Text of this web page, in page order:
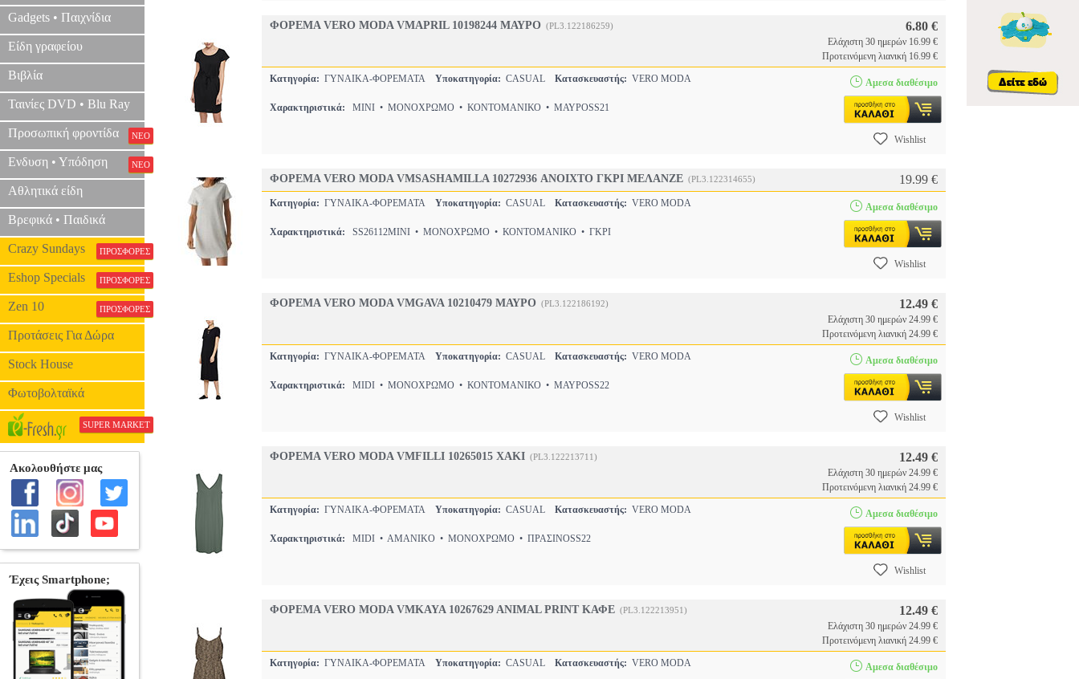
Gadgets • Παιχνίδια
Είδη γραφείου
Βιβλία
Ταινίες DVD • Blu Ray
Προσωπική φροντίδα ΝΕΟ
Ενδυση • Υπόδηση ΝΕΟ
Αθλητικά είδη
Βρεφικά • Παιδικά
Crazy Sundays ΠΡΟΣΦΟΡΕΣ
Eshop Specials ΠΡΟΣΦΟΡΕΣ
Zen 10 ΠΡΟΣΦΟΡΕΣ
Προτάσεις Για Δώρα
Stock House
Φωτοβολταϊκά
SUPER MARKET
ΦΟΡΕΜΑ VERO MODA VMAPRIL 10198244 ΜΑΥΡΟ (PL3.122186259) 6.80 €
Ελάχιστη 30 ημερών 16.99 €
Προτεινόμενη λιανική 16.99 €
Κατηγορία: ΓΥΝΑΙΚΑ-ΦΟΡΕΜΑΤΑ Υποκατηγορία: CASUAL Κατασκευαστής: VERO MODA
Χαρακτηριστικά: MINI • ΜΟΝΟΧΡΩΜΟ • ΚΟΝΤΟΜΑΝΙΚΟ • ΜΑΥΡΟSS21
Αμεσα διαθέσιμο
Wishlist
ΦΟΡΕΜΑ VERO MODA VMSASHAMILLA 10272936 ΑΝΟΙΧΤΟ ΓΚΡΙ ΜΕΛΑΝΖΕ (PL3.122314655) 19.99 €
Κατηγορία: ΓΥΝΑΙΚΑ-ΦΟΡΕΜΑΤΑ Υποκατηγορία: CASUAL Κατασκευαστής: VERO MODA
Χαρακτηριστικά: SS26112MINI • ΜΟΝΟΧΡΩΜΟ • ΚΟΝΤΟΜΑΝΙΚΟ • ΓΚΡΙ
Αμεσα διαθέσιμο
Wishlist
ΦΟΡΕΜΑ VERO MODA VMGAVA 10210479 ΜΑΥΡΟ (PL3.122186192) 12.49 €
Ελάχιστη 30 ημερών 24.99 €
Προτεινόμενη λιανική 24.99 €
Κατηγορία: ΓΥΝΑΙΚΑ-ΦΟΡΕΜΑΤΑ Υποκατηγορία: CASUAL Κατασκευαστής: VERO MODA
Χαρακτηριστικά: MIDI • ΜΟΝΟΧΡΩΜΟ • ΚΟΝΤΟΜΑΝΙΚΟ • ΜΑΥΡΟSS22
Αμεσα διαθέσιμο
Wishlist
ΦΟΡΕΜΑ VERO MODA VMFILLI 10265015 ΧΑΚΙ (PL3.122213711) 12.49 €
Ελάχιστη 30 ημερών 24.99 €
Προτεινόμενη λιανική 24.99 €
Κατηγορία: ΓΥΝΑΙΚΑ-ΦΟΡΕΜΑΤΑ Υποκατηγορία: CASUAL Κατασκευαστής: VERO MODA
Χαρακτηριστικά: MIDI • AMANIKO • ΜΟΝΟΧΡΩΜΟ • ΠΡΑΣΙΝΟSS22
Αμεσα διαθέσιμο
Wishlist
ΦΟΡΕΜΑ VERO MODA VMKAYA 10267629 ANIMAL PRINT ΚΑΦΕ (PL3.122213951) 12.49 €
Ελάχιστη 30 ημερών 24.99 €
Προτεινόμενη λιανική 24.99 €
Κατηγορία: ΓΥΝΑΙΚΑ-ΦΟΡΕΜΑΤΑ Υποκατηγορία: CASUAL Κατασκευαστής: VERO MODA Αμεσα διαθέσιμο